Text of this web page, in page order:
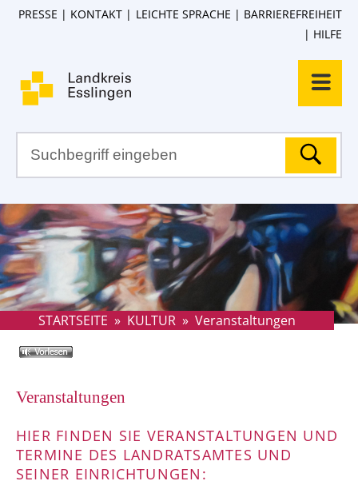
PRESSE KONTAKT LEICHTE SPRACHE
BARRIEREFREIHEIT
HILFE
STARTSEITE » KULTUR » Veranstaltungen
Veranstaltungen
HIER FINDEN SIE VERANSTALTUNGEN UND
TERMINE DES LANDRATSAMTES UND
SEINER EINRICHTUNGEN: